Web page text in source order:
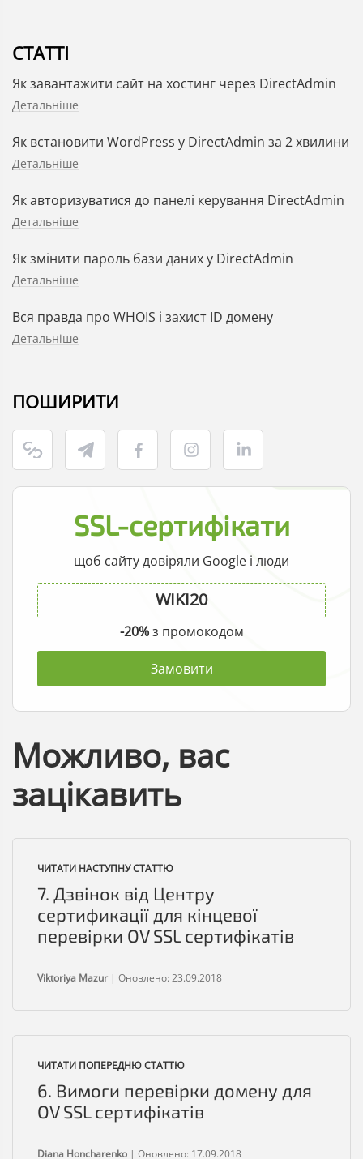
СТАТТІ
Як завантажити сайт на хостинг через DirectAdmin
Детальніше
Як встановити WordPress у DirectAdmin за 2 хвилини
Детальніше
Як авторизуватися до панелі керування DirectAdmin
Детальніше
Як змінити пароль бази даних у DirectAdmin
Детальніше
Вся правда про WHOIS і захист ID домену
Детальніше
ПОШИРИТИ
SSL-сертифікати
щоб сайту довіряли Google і люди
-20%з промокодом
Замовити
Можливо, вас
зацікавить
ЧИТАТИ ПОПЕРЕДНЮ СТАТТЮ
6. Вимоги перевірки домену для
OV SSL сертифікатів
Diana Honcharenko | Оновлено: 17.09.2018
ЧИТАТИ НАСТУПНУ СТАТТЮ
7. Дзвінок від Центру
сертификації для кінцевої
перевірки OV SSL сертифікатів
Viktoriya Mazur | Оновлено: 23.09.2018